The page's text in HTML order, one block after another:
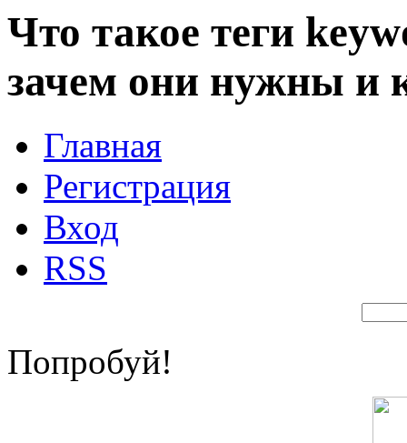
Что такое теги
зачем они нужны и
Главная
Регистрация
Вход
RSS
Попробуй!